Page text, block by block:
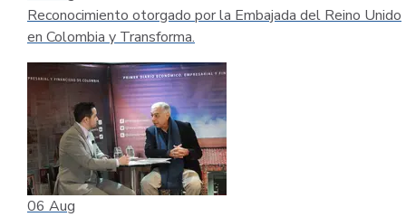
Reconocimiento otorgado por la Embajada del Reino Unido
en Colombia y Transforma.
06 Aug